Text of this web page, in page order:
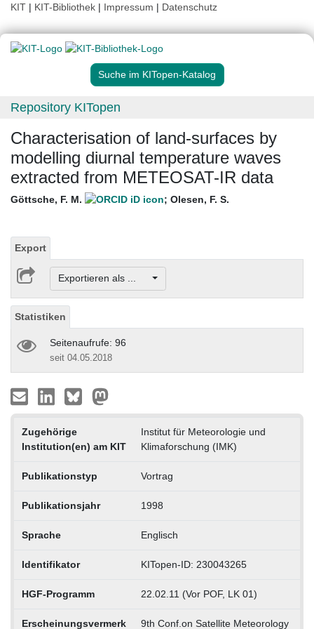
KIT | KIT-Bibliothek | Impressum | Datenschutz
Suche im KITopen-Katalog
Repository KITopen
Characterisation of land-surfaces by
modelling diurnal temperature waves
extracted from METEOSAT-IR data
Göttsche, F. M. ; Olesen, F. S.
Export
Exportieren als ...
Statistiken
Seitenaufrufe: 96
seit 04.05.2018
Zugehörige
Institution(en) am KIT
Institut für Meteorologie und
Klimaforschung (IMK)
Publikationstyp Vortrag
Publikationsjahr 1998
Sprache Englisch
Identifikator KITopen-ID: 230043265
HGF-Programm 22.02.11 (Vor POF, LK 01)
Erscheinungsvermerk 9th Conf.on Satellite Meteorology